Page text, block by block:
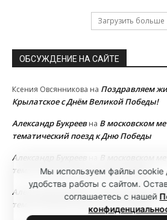
Загрузить больше
ОБСУЖДЕНИЕ НА САЙТЕ
Ксения Овсянникова на Поздравляем
Крылатское с Днём Великой Победы!
Александр Букреевна В московском
тематический поезд к Дню Победы
Александр Букреев
В московском
тематический поезд к Дню Победы
Александр Букреев
В московском
тематический поезд к Дню Победы
Мы используем файлы cookie
удобства работы с сайтом.
соглашаетесь с нашей